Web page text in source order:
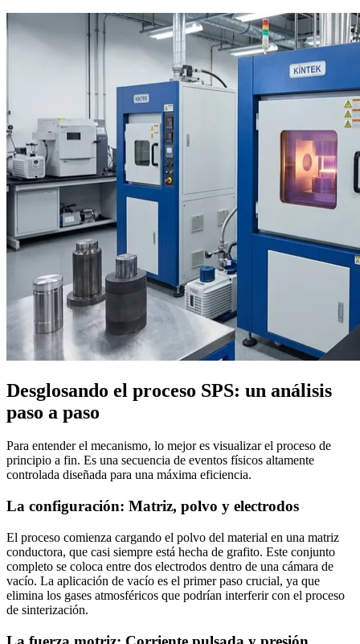
Desglosando el proceso SPS: un análisis
paso a paso
Para entender el mecanismo, lo mejor es visualizar el proceso de
principio a fin. Es una secuencia de eventos físicos altamente
controlada diseñada para una máxima eficiencia.
La configuración: Matriz, polvo y electrodos
El proceso comienza cargando el polvo del material en una matriz
conductora, que casi siempre está hecha de grafito. Este conjunto
completo se coloca entre dos electrodos dentro de una cámara de
vacío. La aplicación de vacío es el primer paso crucial, ya que
elimina los gases atmosféricos que podrían interferir con el proceso
de sinterización.